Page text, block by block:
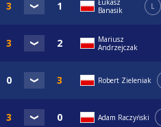
Łukasz
Banasik
L
Mariusz
Andrzejczak
Robert Zieleniak
Adam Raczyński